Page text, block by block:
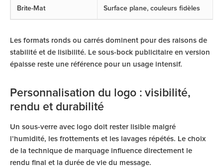
Brite-Mat Surface plane, couleurs fidèles
Les formats ronds ou carrés dominent pour des raisons de
stabilité et de lisibilité. Le sous-bock publicitaire en version
épaisse reste une référence pour un usage intensif.
Personnalisation du logo : visibilité,
rendu et durabilité
Un sous-verre avec logo doit rester lisible malgré
l’humidité, les frottements et les lavages répétés. Le choix
de la technique de marquage influence directement le
rendu final et la durée de vie du message.